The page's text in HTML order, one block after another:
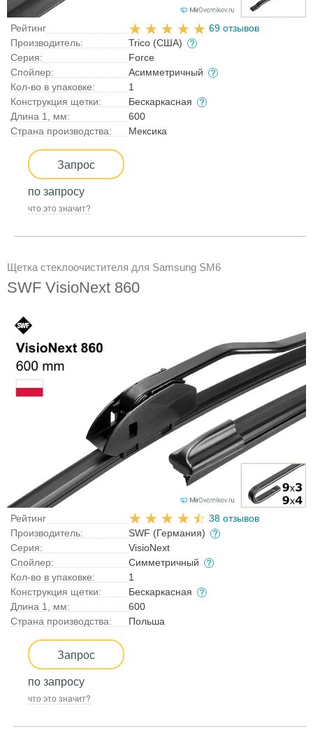
Рейтинг
69 отзывов
Производитель:
Trico (США)
Серия:
Force
Спойлер:
Асимметричный
Кол-во в упаковке:
1
Конструкция щетки:
Бескаркасная
Длина 1, мм:
600
Страна производства:
Мексика
Запрос
по запросу
что это значит?
Щетка стеклоочистителя для Samsung SM6
SWF VisioNext 860
Рейтинг
38 отзывов
Производитель:
SWF (Германия)
Серия:
VisioNext
Спойлер:
Симметричный
Кол-во в упаковке:
1
Конструкция щетки:
Бескаркасная
Длина 1, мм:
600
Страна производства:
Польша
Запрос
по запросу
что это значит?